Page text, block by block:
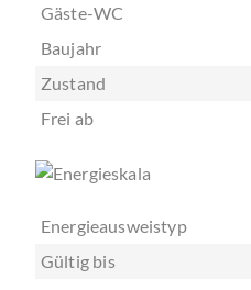
Gäste-WC
Baujahr
Zustand
Frei ab
Energieausweistyp
Gültig bis